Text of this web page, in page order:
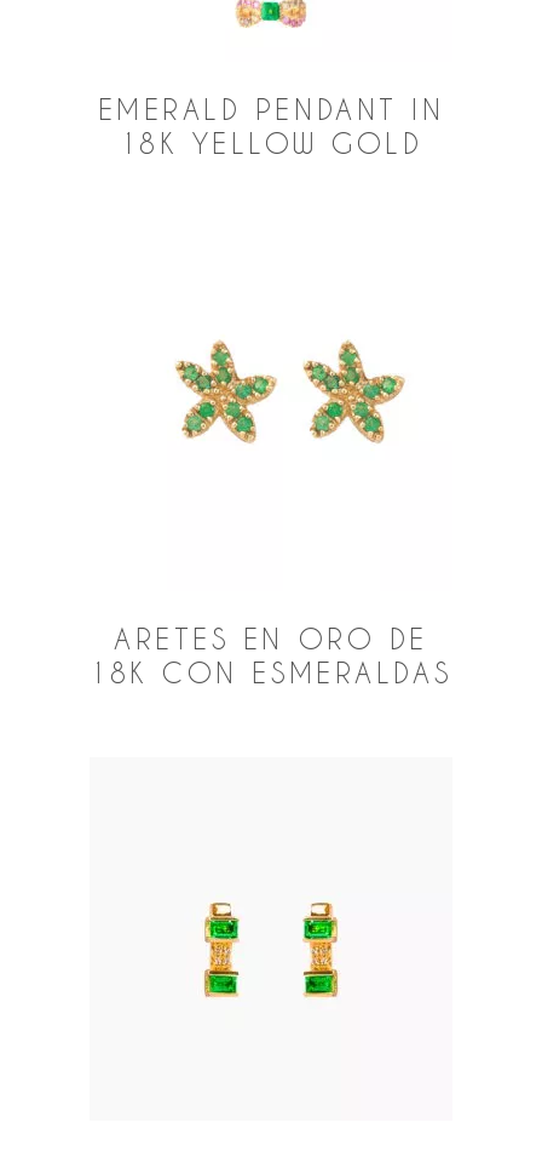
EMERALD PENDANT IN
18K YELLOW GOLD
ARETES EN ORO DE
18K CON ESMERALDAS